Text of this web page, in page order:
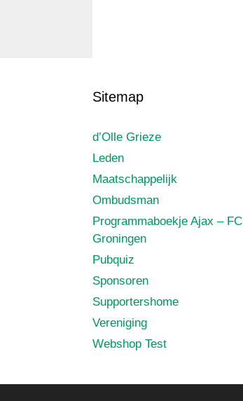
Sitemap
d’Olle Grieze
Leden
Maatschappelijk
Ombudsman
Programmaboekje Ajax – FC
Groningen
Pubquiz
Sponsoren
Supportershome
Vereniging
Webshop Test